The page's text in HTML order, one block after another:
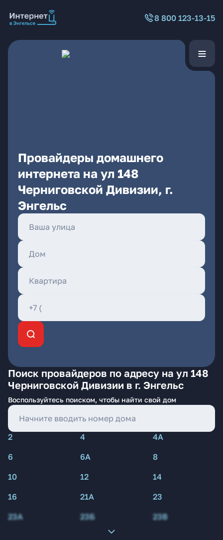
8 800 123-13-15
Провайдеры домашнего
интернета на ул 148
Черниговской Дивизии, г.
Энгельс
Поиск провайдеров по адресу на ул 148
Черниговской Дивизии в г. Энгельс
Воспользуйтесь поиском, чтобы найти свой дом
2 4
4А
6
6А
8
10
12
14
16
21А
23
23А
23Б 23В